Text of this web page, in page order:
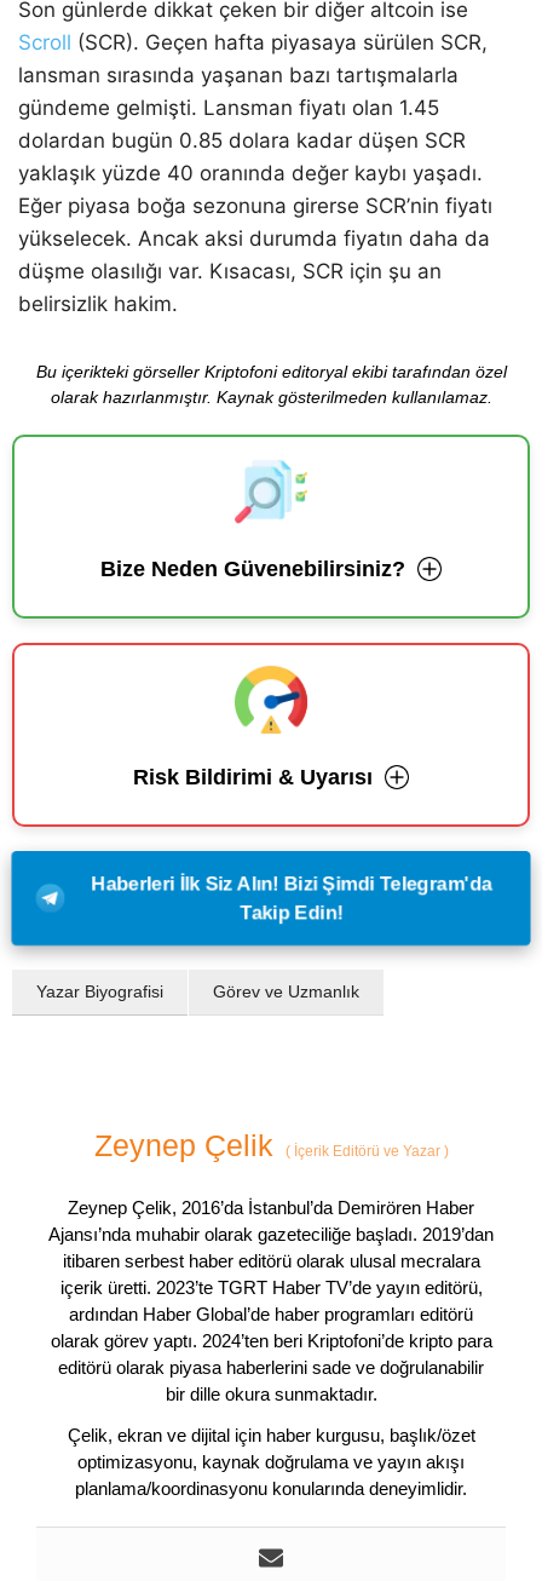
Son günlerde dikkat çeken bir diğer altcoin ise
Scroll (SCR). Geçen hafta piyasaya sürülen SCR,
lansman sırasında yaşanan bazı tartışmalarla
gündeme gelmişti. Lansman fiyatı olan 1.45
dolardan bugün 0.85 dolara kadar düşen SCR
yaklaşık yüzde 40 oranında değer kaybı yaşadı.
Eğer piyasa boğa sezonuna girerse SCR’nin fiyatı
yükselecek. Ancak aksi durumda fiyatın daha da
düşme olasılığı var. Kısacası, SCR için şu an
belirsizlik hakim.
Bu içerikteki görseller Kriptofoni editoryal ekibi tarafından özel
olarak hazırlanmıştır. Kaynak gösterilmeden kullanılamaz.
Bize Neden Güvenebilirsiniz?
Risk Bildirimi & Uyarısı
Haberleri İlk Siz Alın! Bizi Şimdi Telegram'da
Takip Edin!
Yazar Biyografisi Görev ve Uzmanlık
Zeynep Çelik (İçerik Editörü ve Yazar )
Zeynep Çelik, 2016’da İstanbul’da Demirören Haber
Ajansı’nda muhabir olarak gazeteciliğe başladı. 2019’dan
itibaren serbest haber editörü olarak ulusal mecralara
içerik üretti. 2023’te TGRT Haber TV’de yayın editörü,
ardından Haber Global’de haber programları editörü
olarak görev yaptı. 2024’ten beri Kriptofoni’de kripto para
editörü olarak piyasa haberlerini sade ve doğrulanabilir
bir dille okura sunmaktadır.
Çelik, ekran ve dijital için haber kurgusu, başlık/özet
optimizasyonu, kaynak doğrulama ve yayın akışı
planlama/koordinasyonu konularında deneyimlidir.